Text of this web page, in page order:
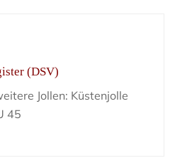
(DSV)
Jollen: Küstenjolle
45